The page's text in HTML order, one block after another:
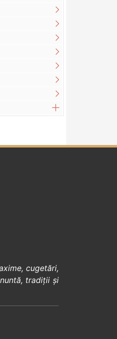
,cugetări,
, tradiții și